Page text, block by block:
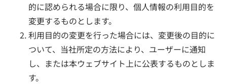
的に認められる場合に限り、個人情報の利用目的を
変更するものとします。
利用目的の変更を行った場合には、変更後の目的に
ついて、当社所定の方法により、ユーザーに通知
し、または本ウェブサイト上に公表するものとしま
す。